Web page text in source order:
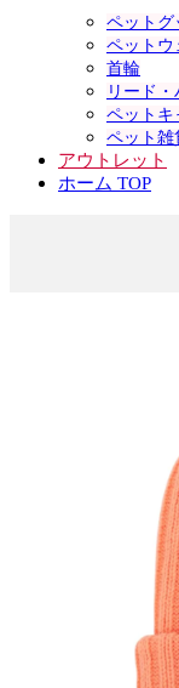
ペットグ
ペットウ
首輪
リード・
ペットキ
ペット雑
アウトレット
ホーム TOP